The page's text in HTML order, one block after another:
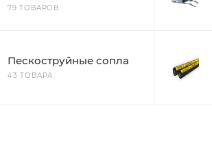
79 ТОВАРОВ
Пескоструйные сопла
43 ТОВАРА